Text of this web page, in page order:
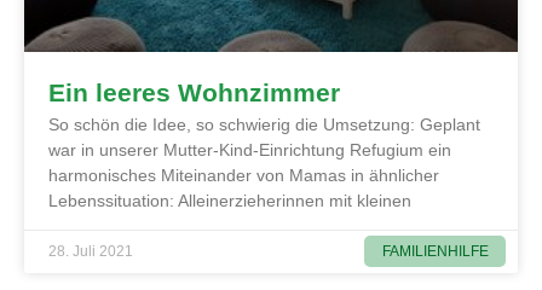
FAMILIENHILFE
Ein leeres Wohnzimmer
So schön die Idee, so schwierig die Umsetzung: Geplant
war in unserer Mutter-Kind-Einrichtung Refugium ein
harmonisches Miteinander von Mamas in ähnlicher
Lebenssituation: Alleinerzieherinnen mit kleinen
28. Juli 2021